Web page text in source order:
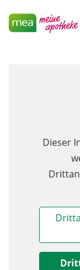
Dieser